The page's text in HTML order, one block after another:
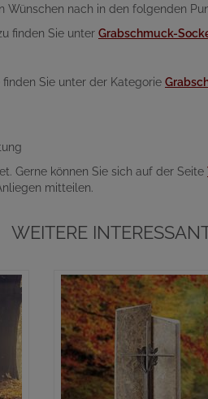
Wünschen nach in den folgenden
finden Sie unter Grabschmuck-
Sie unter der Kategorie
Gerne können Sie sich auf der Seite
mitteilen.
WEITERE